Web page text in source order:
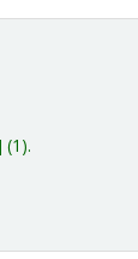
(1).